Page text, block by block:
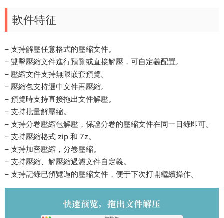
軟件特征
– 支持解壓任意格式的壓縮文件。
– 雙擊壓縮文件進行預覽或直接解壓，可自定義配置。
– 壓縮文件支持無限嵌套預覽。
– 壓縮包支持選中文件再壓縮。
– 預覽時支持直接拖出文件解壓。
– 支持批量解壓縮。
– 支持分卷壓縮包解壓，保證分卷的壓縮文件在同一目錄即可。
– 支持壓縮格式 zip 和 7z。
– 支持加密壓縮，分卷壓縮。
– 支持壓縮、解壓縮過濾文件自定義。
– 支持記錄已預覽過的壓縮文件，便于下次打開繼續操作。